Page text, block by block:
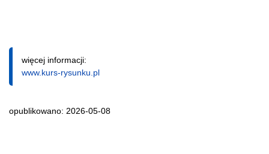
więcej informacji:
www.kurs-rysunku.pl
opublikowano: 2026-05-08